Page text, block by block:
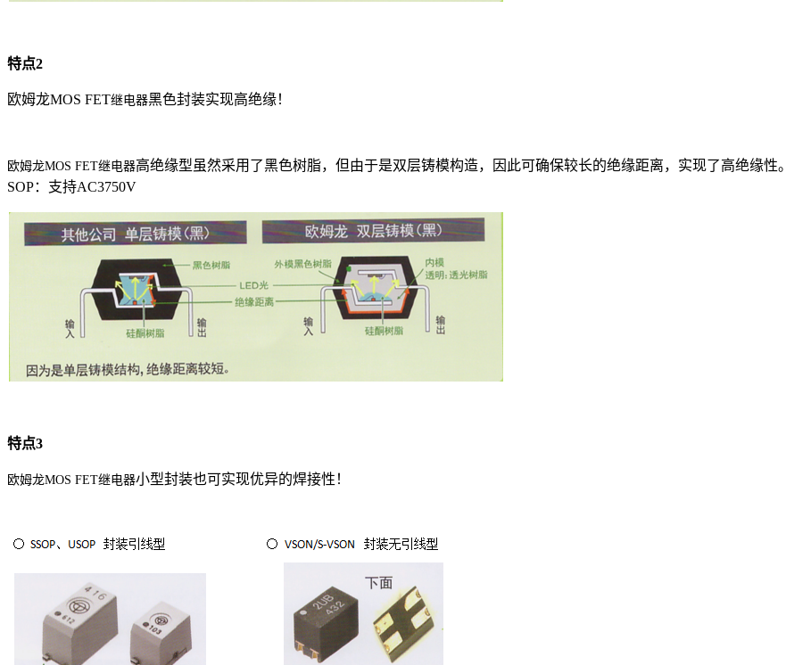
特点2
欧姆龙MOS FET继电器黑色封装实现高绝缘！
欧姆龙MOS FET继电器高绝缘型虽然采用了黑色树脂，但由于是双层铸模构造，因此可确保较长的绝缘距离，实现了高绝缘性。
SOP：支持AC3750V
特点3
欧姆龙MOS FET继电器小型封装也可实现优异的焊接性！